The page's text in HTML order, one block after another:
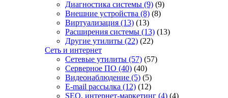
Диагностика системы (9) (9)
Внешние устройства (8) (8)
Виртуализация (13) (13)
Расширения системы (13) (13)
Другие утилиты (22) (22)
Сеть и интернет
Сетевые утилиты (57) (57)
Серверное ПО (40) (40)
Видеонаблюдение (5) (5)
E-mail рассылка (12) (12)
SEO, интернет-маркетинг (4) (4)